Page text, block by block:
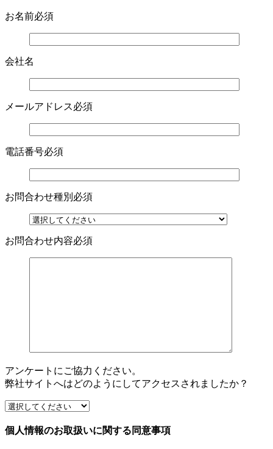
お名前必須
会社名
メールアドレス必須
電話番号必須
お問合わせ種別 必須
お問合わせ内容必須
アンケートにご協力ください。
弊社サイトへはどのようにしてアクセスされましたか？
個人情報のお取扱いに関する同意事項